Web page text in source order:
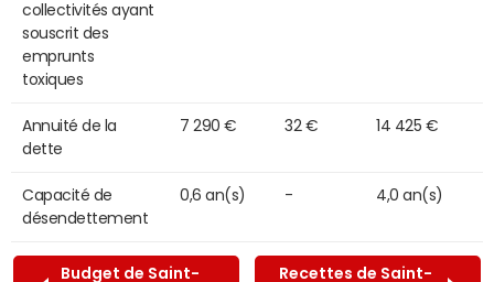
collectivités ayant
souscrit des
emprunts
toxiques
Annuité de la
dette
7 290 € 32 € 14 425 €
Capacité de
désendettement
0,6 an(s) - 4,0 an(s)
Budget de Saint-
Recettes de Saint-